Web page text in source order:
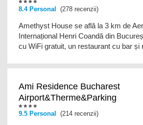
8.4 Personal (278 recenzii)
Amethyst House se află la 3 km de
Internațional Henri Coandă din
cu WiFi gratuit, un restaurant cu bar și
Ami Residence Bucharest
Airport&Therme&Parking
9.5 Personal (214 recenzii)